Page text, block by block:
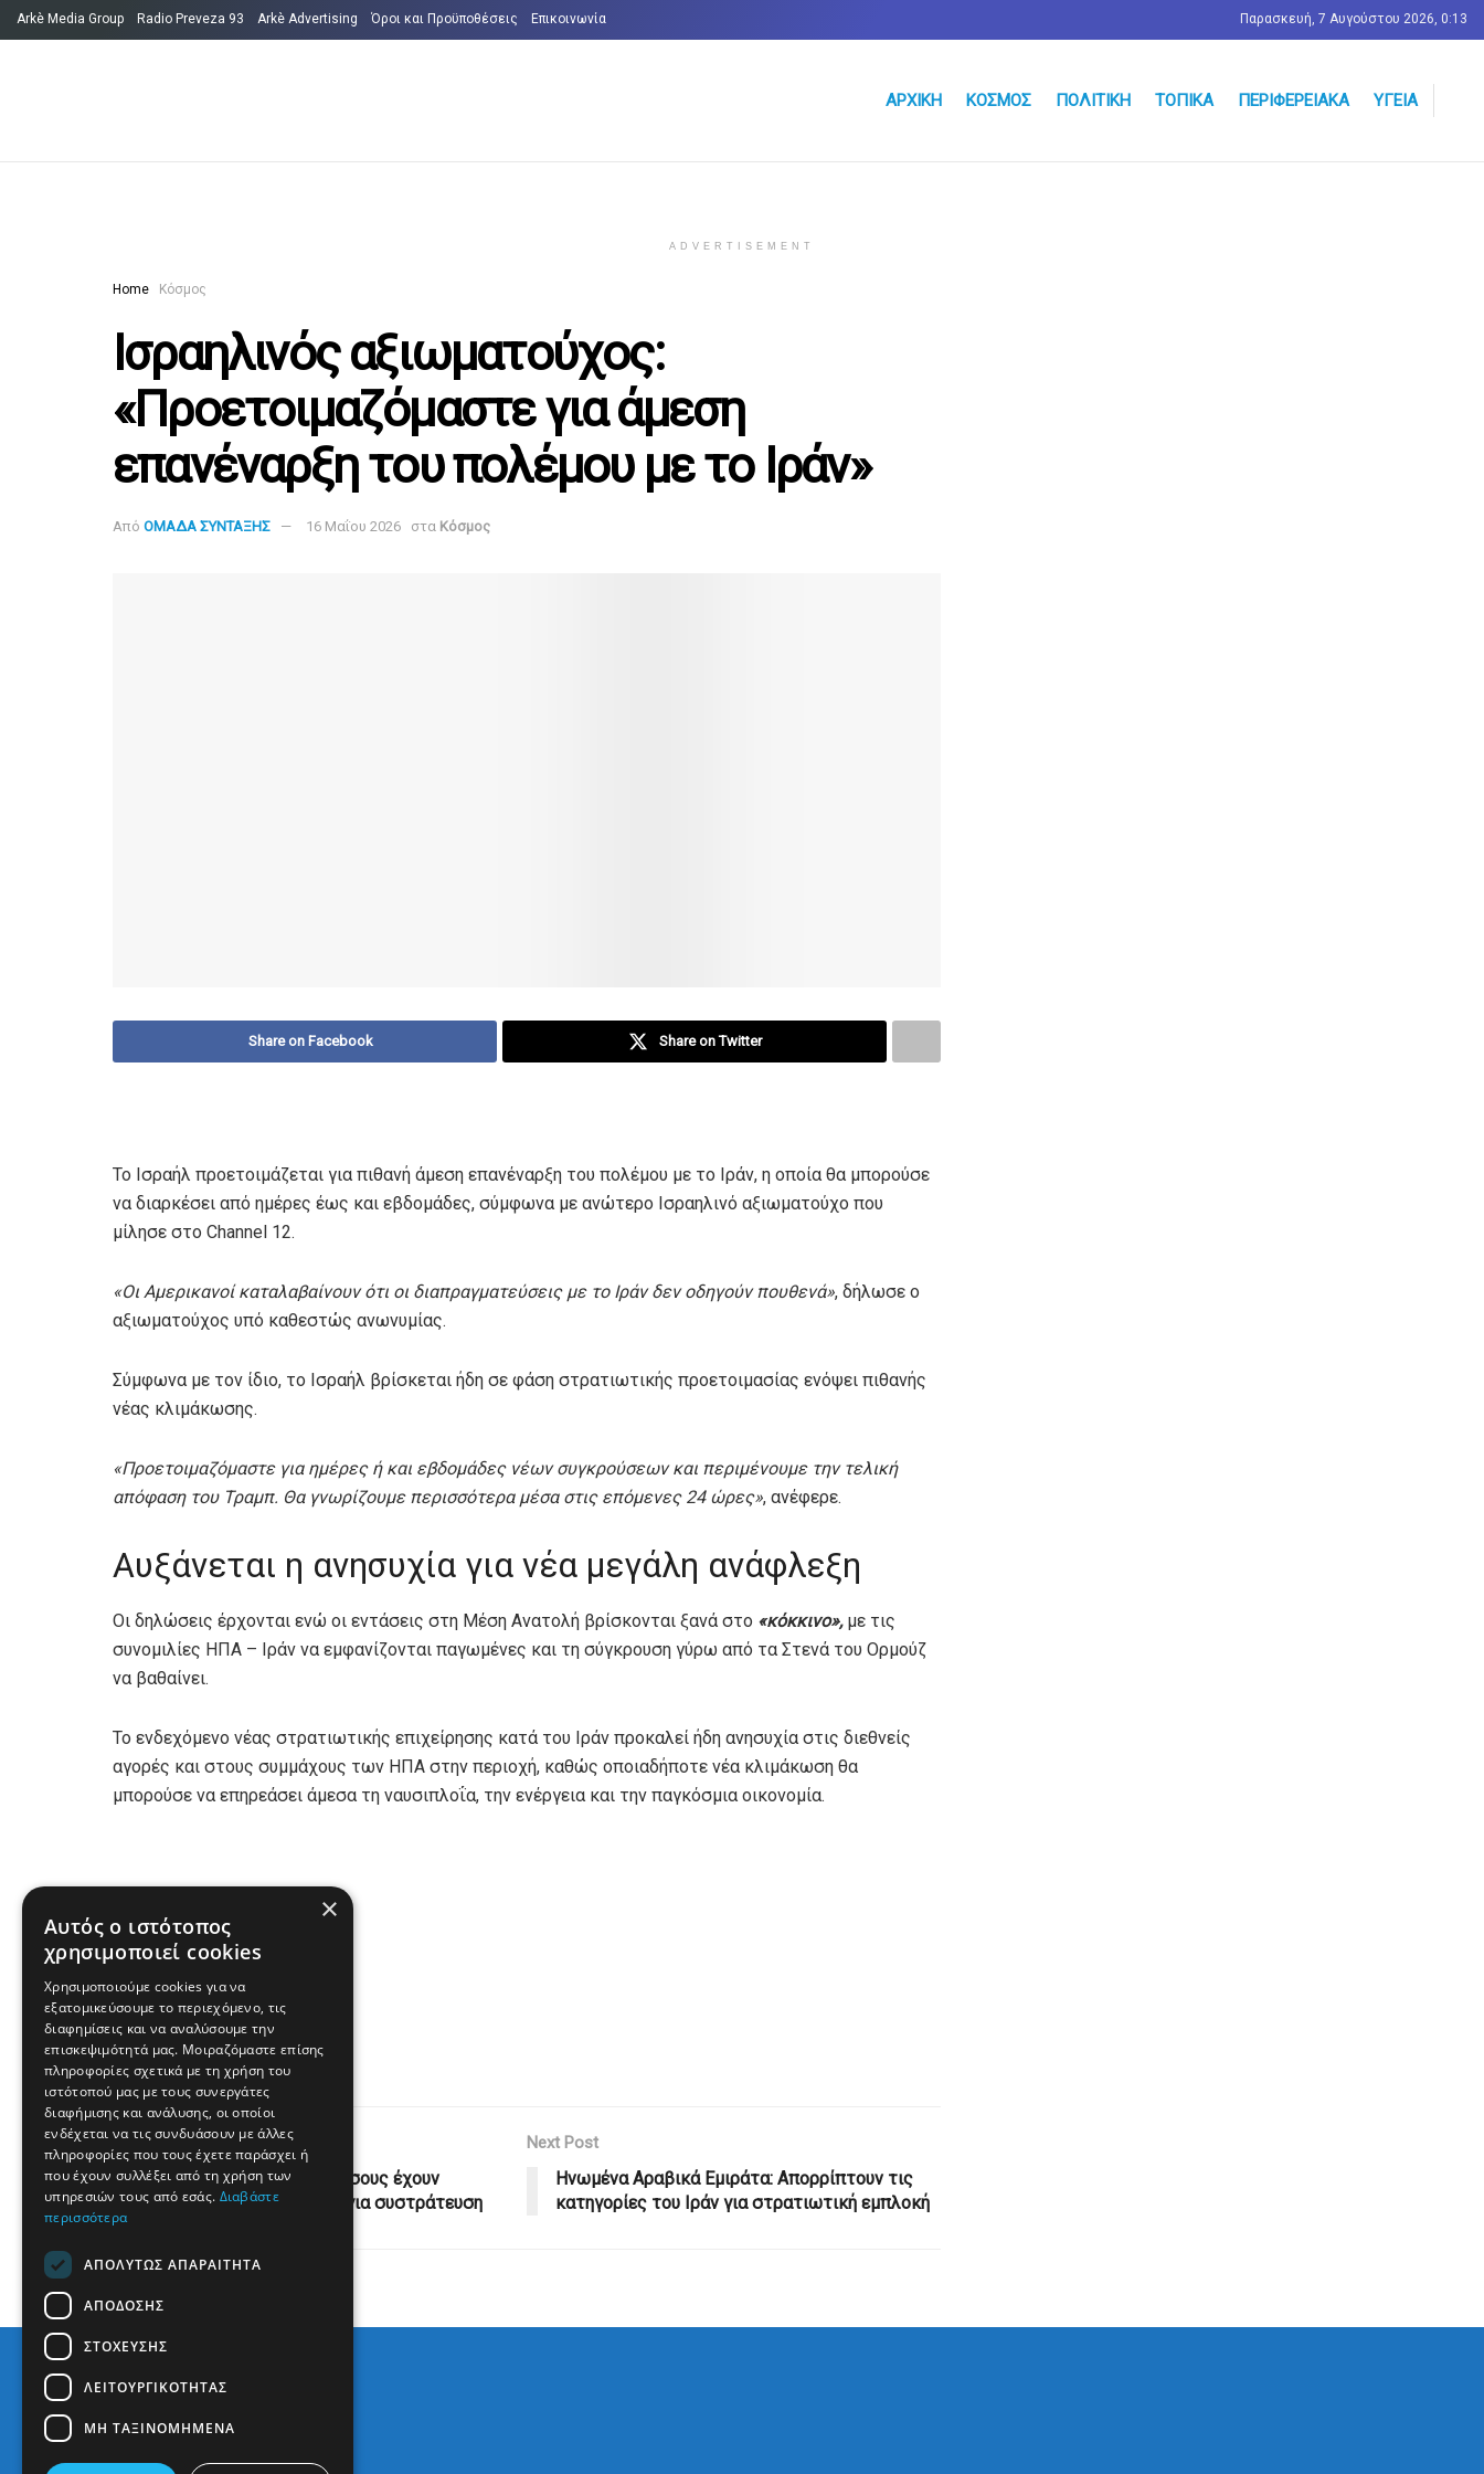
Arkè Media Group Radio Preveza 93 Arkè Advertising Όροι και Προϋποθέσεις Επικοινωνία Παρασκευή, 7 Αυγούστου 2026, 0:13
ΑΡΧΙΚΉ ΚΌΣΜΟΣ ΠΟΛΙΤΙΚΉ ΤΟΠΙΚΆ ΠΕΡΙΦΕΡΕΙΑΚΆ ΥΓΕΊΑ
ADVERTISEMENT
Home Κόσμος
Ισραηλινός αξιωματούχος:
«Προετοιμαζόμαστε για άμεση
επανέναρξη του πολέμου με το Ιράν»
Από ΟΜΑΔΑ ΣΥΝΤΑΞΗΣ 16 Μαΐου 2026 στα Κόσμος
Share on Facebook Share on Twitter
Το Ισραήλ προετοιμάζεται για πιθανή άμεση επανέναρξη του πολέμου με το Ιράν, η οποία θα μπορούσε
να διαρκέσει από ημέρες έως και εβδομάδες, σύμφωνα με ανώτερο Ισραηλινό αξιωματούχο που
μίλησε στο Channel 12.
«Οι Αμερικανοί καταλαβαίνουν ότι οι διαπραγματεύσεις με το Ιράν δεν οδηγούν πουθενά», δήλωσε ο
αξιωματούχος υπό καθεστώς ανωνυμίας.
Σύμφωνα με τον ίδιο, το Ισραήλ βρίσκεται ήδη σε φάση στρατιωτικής προετοιμασίας ενόψει πιθανής
νέας κλιμάκωσης.
«Προετοιμαζόμαστε για ημέρες ή και εβδομάδες νέων συγκρούσεων και περιμένουμε την τελική
απόφαση του Τραμπ. Θα γνωρίζουμε περισσότερα μέσα στις επόμενες 24 ώρες», ανέφερε.
Αυξάνεται η ανησυχία για νέα μεγάλη ανάφλεξη
Οι δηλώσεις έρχονται ενώ οι εντάσεις στη Μέση Ανατολή βρίσκονται ξανά στο «κόκκινο»,με τις
συνομιλίες ΗΠΑ – Ιράν να εμφανίζονται παγωμένες και τη σύγκρουση γύρω από τα Στενά του Ορμούζ
να βαθαίνει.
Το ενδεχόμενο νέας στρατιωτικής επιχείρησης κατά του Ιράν προκαλεί ήδη ανησυχία στις διεθνείς
αγορές και στους συμμάχους των ΗΠΑ στην περιοχή, καθώς οποιαδήποτε νέα κλιμάκωση θα
μπορούσε να επηρεάσει άμεσα τη ναυσιπλοΐα, την ενέργεια και την παγκόσμια οικονομία.
www.enikos.gr
Previous Post
Κάλεσμα Μητσοτάκη σε όσους έχουν
απομακρυνθεί από τη ΝΔ για συστράτευση
Next Post
Ηνωμένα Αραβικά Εμιράτα: Απορρίπτουν τις
κατηγορίες του Ιράν για στρατιωτική εμπλοκή
×
Αυτός ο ιστότοπος
χρησιμοποιεί cookies
Χρησιμοποιούμε cookies για να
εξατομικεύσουμε το περιεχόμενο, τις
διαφημίσεις και να αναλύσουμε την
επισκεψιμότητά μας. Μοιραζόμαστε επίσης
πληροφορίες σχετικά με τη χρήση του
ιστότοπού μας με τους συνεργάτες
διαφήμισης και ανάλυσης, οι οποίοι
ενδέχεται να τις συνδυάσουν με άλλες
πληροφορίες που τους έχετε παράσχει ή
που έχουν συλλέξει από τη χρήση των
υπηρεσιών τους από εσάς. Διαβάστε
περισσότερα
ΑΠΟΛΎΤΩΣ ΑΠΑΡΑΊΤΗΤΑ
ΑΠΌΔΟΣΗΣ
ΣΤΌΧΕΥΣΗΣ
ΛΕΙΤΟΥΡΓΙΚΌΤΗΤΑΣ
ΜΗ ΤΑΞΙΝΟΜΗΜΈΝΑ